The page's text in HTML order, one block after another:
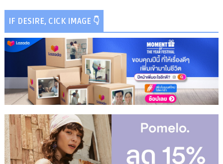
IF DESIRE, CICK IMAGE 👇